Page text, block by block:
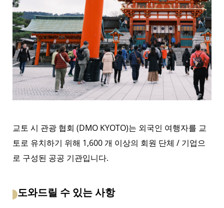
교토 시 관광 협회 (DMO KYOTO)는 외국인 여행자를 교
토로 유치하기 위해 1,600 개 이상의 회원 단체 / 기업으
로 구성된 공공 기관입니다.
도와드릴 수 있는 사항